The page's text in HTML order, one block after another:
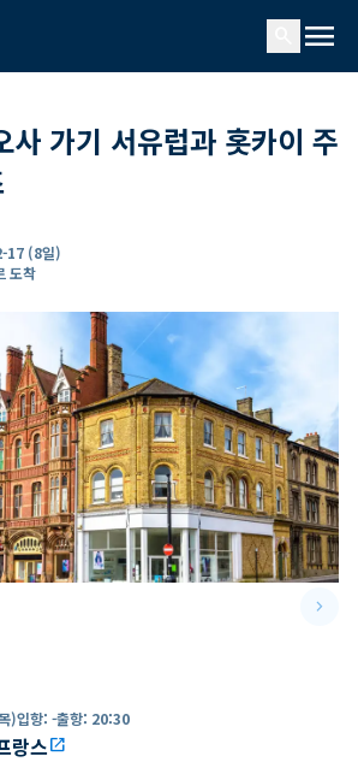
menu
사 가기 서유럽과 홋카이 주
17 (8일)
도착
keyboard_arrow_right
)입항: -출항: 20:30
랑스open_in_new